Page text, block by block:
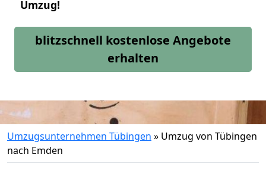
Umzug!
blitzschnell kostenlose Angebote
erhalten
Umzugsunternehmen Tübingen » Umzug von Tübingen
nach Emden